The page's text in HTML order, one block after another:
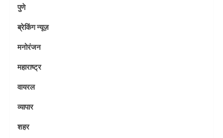
पुणे
ब्रेकिंग न्यूज़
मनोरंजन
महाराष्ट्र
वायरल
व्यापार
शहर